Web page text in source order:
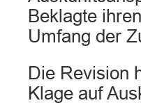
Beklagte
Umfang der
Die Revision
Klage auf